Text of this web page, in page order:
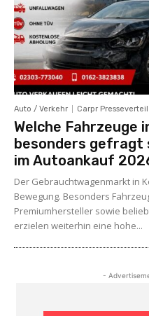
Auto / Verkehr Carpr
Welche Fahrzeuge
besonders gefragt
im Autoankauf
Der Gebrauchtwagenmarkt in
Bewegung. Besonders
Premiumhersteller sowie
erzielen weiterhin eine hohe...
-